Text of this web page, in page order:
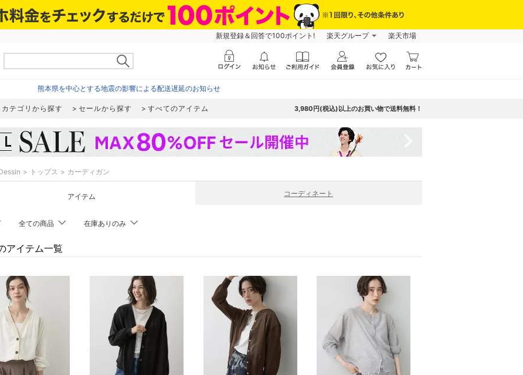
新規登録＆回答で100ポイント! 楽天グループ 楽天市場
熊本県を中心とする地震の影響による配送遅延のお知らせ
カテゴリから探す セールから探す すべてのアイテム 3,980円(税込)以上のお買い物で送料無料！
トップス カーディガン
アイテム コーディネート
全ての商品 在庫ありのみ
アイテム一覧